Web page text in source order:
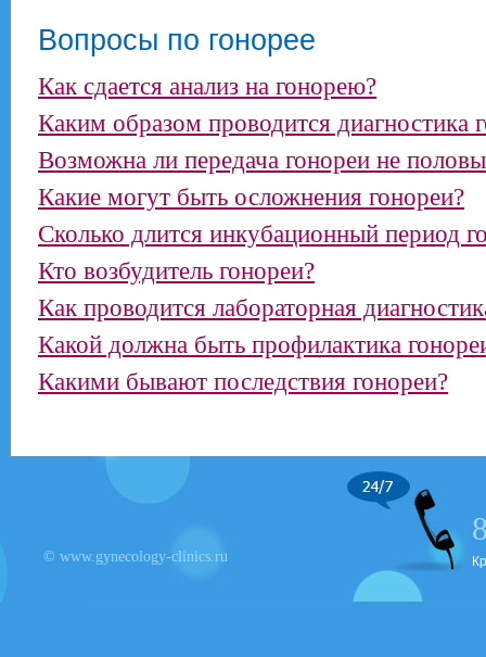
Вопросы по гонорее
Как сдается анализ на гонорею?
Каким образом проводится диагностика
Возможна ли передача гонореи не
Какие могут быть осложнения гонореи?
Сколько длится инкубационный период
Кто возбудитель гонореи?
Как проводится лабораторная
Какой должна быть профилактика
Какими бывают последствия гонореи?
© www.gynecology-clinics.ru